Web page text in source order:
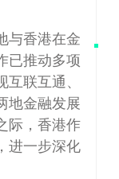
与香港在金
已推动多项
联互通、
地金融发展
际，香港作
进一步深化